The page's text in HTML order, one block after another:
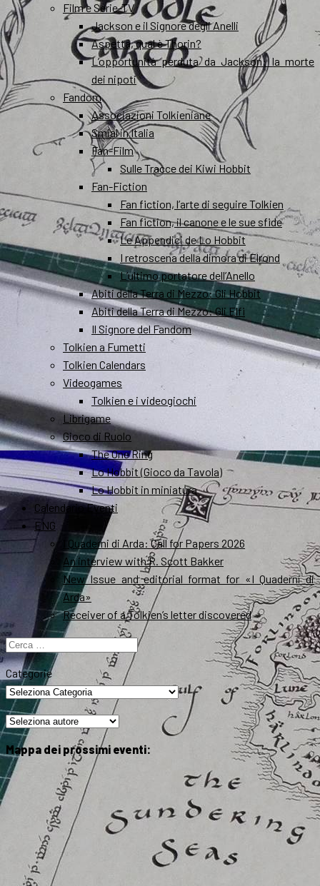
Film e Serie-TV
Jackson e il Signore degli Anelli
Aspetta, qual è Thorin?
L’opportunità perduta da Jackson: la morte
dei nipoti
Fandom
Associazioni Tolkieniane
Smial in Italia
Fan-Film
Sulle Tracce dei Kiwi Hobbit
Fan-Fiction
Fan fiction, l’arte di seguire Tolkien
Fan fiction, il canone e le sue sfide
Le Appendici de Lo Hobbit
I retroscena della dimora di Elrond
L’ultimo portatore dell’Anello
Abiti della Terra di Mezzo: Gli Hobbit
Abiti della Terra di Mezzo: Gli Elfi
Il Signore del Fandom
Tolkien a Fumetti
Tolkien Calendars
Videogames
Tolkien e i videogiochi
Librigame
Gioco di Ruolo
The One Ring
Lo Hobbit (Gioco da Tavola)
Lo Hobbit in miniatura
Calendario Eventi
ENG
I Quaderni di Arda: Call for Papers 2026
An interview with R. Scott Bakker
New Issue and editorial format for «I Quaderni di
Arda»
Receiver of a Tolkien’s letter discovered
Ricerca
per:
Categorie
Mappa dei prossimi eventi: